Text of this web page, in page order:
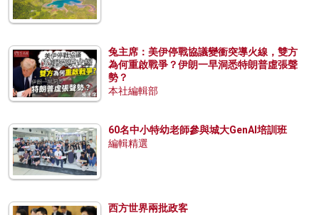
兔主席：美伊停戰協議變衝突導火線，雙方
為何重啟戰爭？伊朗一早洞悉特朗普虛張聲
勢？
本社編輯部
60名中小特幼老師參與城大GenAI培訓班
編輯精選
西方世界兩批政客